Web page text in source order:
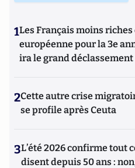
1Les Français moins
européenne pour la 3e
ira le grand déclassement
2Cette autre crise
se profile après Ceuta
3L’été 2026 confirme tout
disent depuis 50 ans :